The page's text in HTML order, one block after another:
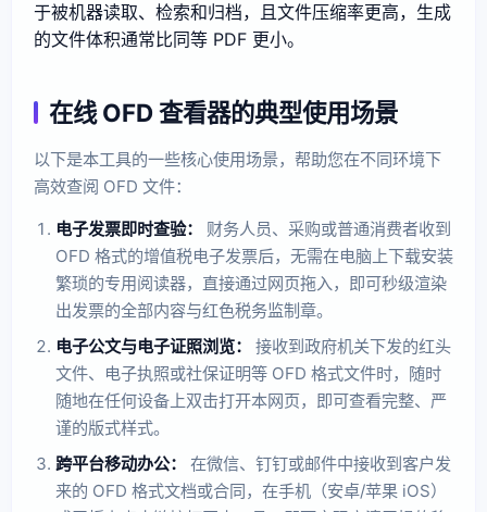
于被机器读取、检索和归档，且文件压缩率更高，生成
的文件体积通常比同等 PDF 更小。
在线 OFD 查看器的典型使用场景
以下是本工具的一些核心使用场景，帮助您在不同环境下
高效查阅 OFD 文件：
电子发票即时查验：
财务人员、采购或普通消费者收到
OFD 格式的增值税电子发票后，无需在电脑上下载安装
繁琐的专用阅读器，直接通过网页拖入，即可秒级渲染
出发票的全部内容与红色税务监制章。
电子公文与电子证照浏览：
接收到政府机关下发的红头
文件、电子执照或社保证明等 OFD 格式文件时，随时
随地在任何设备上双击打开本网页，即可查看完整、严
谨的版式样式。
跨平台移动办公：
在微信、钉钉或邮件中接收到客户发
来的 OFD 格式文档或合同，在手机（安卓/苹果 iOS）